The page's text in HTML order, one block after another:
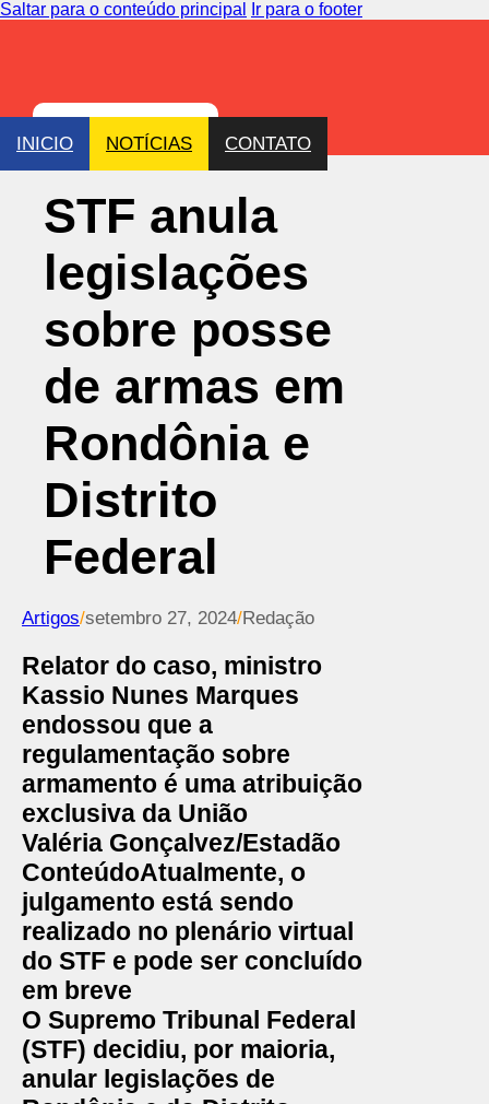
Saltar para o conteúdo principal Ir para o footer
INICIO NOTÍCIAS CONTATO
STF anula
legislações
sobre posse
de armas em
Rondônia e
Distrito
Federal
Artigos/setembro 27, 2024/Redação
Relator do caso, ministro
Kassio Nunes Marques
endossou que a
regulamentação sobre
armamento é uma atribuição
exclusiva da União
Valéria Gonçalvez/Estadão
ConteúdoAtualmente, o
julgamento está sendo
realizado no plenário virtual
do STF e pode ser concluído
em breve
O Supremo Tribunal Federal
(STF) decidiu, por maioria,
anular legislações de